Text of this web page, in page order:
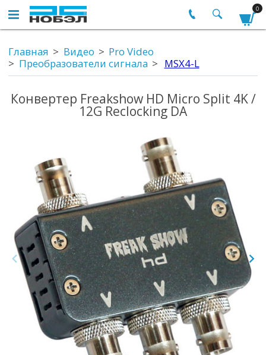
0
Главная Видео
Pro Video
Преобразователи сигнала
MSX4-L
Конвертер Freakshow HD Micro Split 4K /
12G Reclocking DA